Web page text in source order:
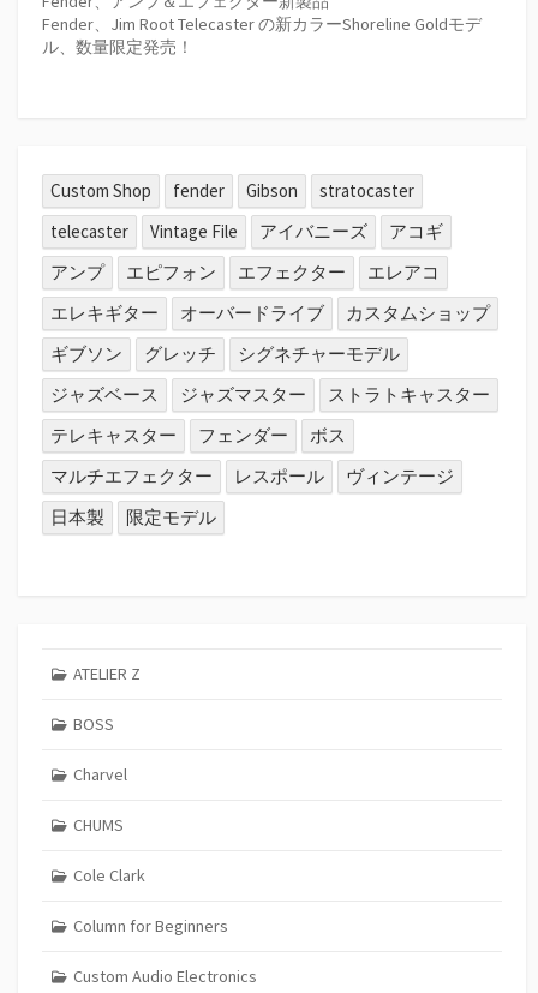
Fender、Jim Root Telecaster の新カラーShoreline Goldモデ
ル、数量限定発売！
Custom Shop fender Gibson
stratocaster
telecaster
Vintage File アイバニーズ
アコギ
アンプ
エピフォン エフェクター
エレアコ
エレキギター
オーバードライブ
カスタムショップ
ギブソン
グレッチ
シグネチャーモデル
ジャズベース
ジャズマスター
ストラトキャスター
テレキャスター
フェンダー
ボス
マルチエフェクター
レスポール
ヴィンテージ
日本製
限定モデル
ATELIER Z
BOSS
Charvel
CHUMS
Cole Clark
Column for Beginners
Custom Audio Electronics